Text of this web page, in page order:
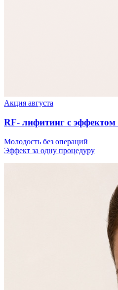
Акция августа
RF- лифитинг с
Молодость без операций
Эффект за одну процедуру